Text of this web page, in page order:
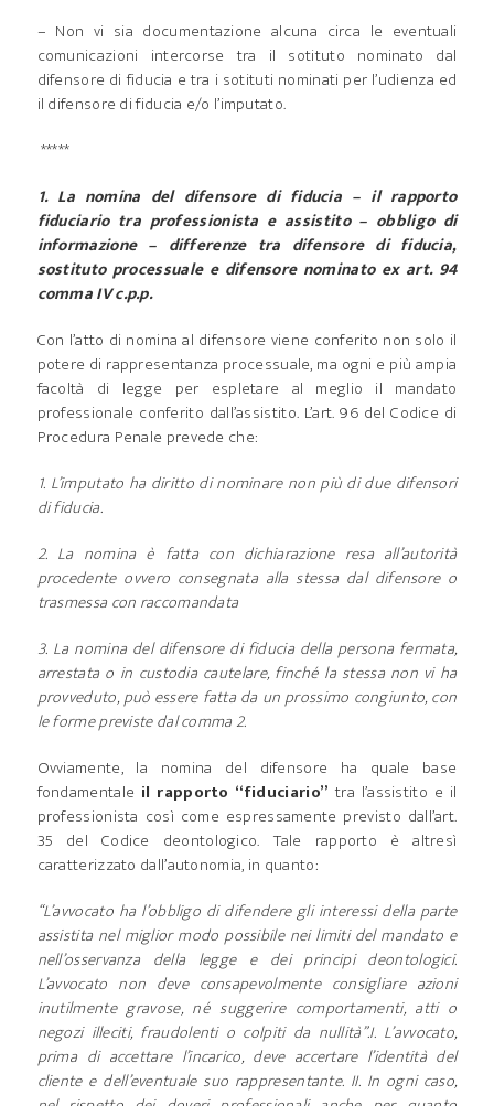
– Non vi sia documentazione alcuna circa le eventuali
comunicazioni intercorse tra il sotituto nominato dal
difensore di fiducia e tra i sotituti nominati per l’udienza ed
il difensore di fiducia e/o l’imputato.
*****
1. La nomina del difensore di fiducia – il rapporto
fiduciario tra professionista e assistito – obbligo di
informazione – differenze tra difensore di fiducia,
sostituto processuale e difensore nominato ex art. 94
comma IV c.p.p.
Con l’atto di nomina al difensore viene conferito non solo il
potere di rappresentanza processuale, ma ogni e più ampia
facoltà di legge per espletare al meglio il mandato
professionale conferito dall’assistito. L’art. 96 del Codice di
Procedura Penale prevede che:
1. L’imputato ha diritto di nominare non più di due difensori
di fiducia.
2. La nomina è fatta con dichiarazione resa all’autorità
procedente ovvero consegnata alla stessa dal difensore o
trasmessa con raccomandata
3. La nomina del difensore di fiducia della persona fermata,
arrestata o in custodia cautelare, finché la stessa non vi ha
provveduto, può essere fatta da un prossimo congiunto, con
le forme previste dal comma 2.
Ovviamente, la nomina del difensore ha quale base
fondamentale il rapporto “fiduciario” tra l’assistito e il
professionista così come espressamente previsto dall’art.
35 del Codice deontologico. Tale rapporto è altresì
caratterizzato dall’autonomia, in quanto:
“L’avvocato ha l’obbligo di difendere gli interessi della parte
assistita nel miglior modo possibile nei limiti del mandato e
nell’osservanza della legge e dei principi deontologici.
L’avvocato non deve consapevolmente consigliare azioni
inutilmente gravose, né suggerire comportamenti, atti o
negozi illeciti, fraudolenti o colpiti da nullità”.I. L’avvocato,
prima di accettare l’incarico, deve accertare l’identità del
cliente e dell’eventuale suo rappresentante. II. In ogni caso,